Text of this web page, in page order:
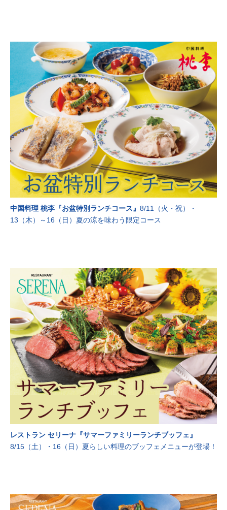
中国料理 桃李『お盆特別ランチコース』 8/11（火・祝）・
13（木）～16（日）夏の涼を味わう限定コース
レストラン セリーナ『サマーファミリーランチブッフェ』
8/15（土）・16（日）夏らしい料理のブッフェメニューが登場！